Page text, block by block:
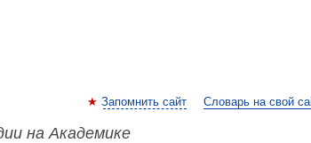
Запомнить сайт Словарь на свой
на Академике